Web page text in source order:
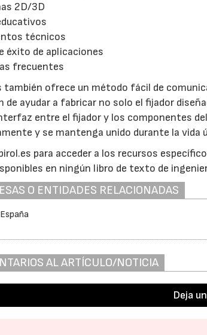
2D/3D
técnicos
éxito de aplicaciones
frecuentes
también ofrece un método fácil de
de ayudar a fabricar no solo el fijador
entre el fijador y los componentes
y se mantenga unido durante la vida
para acceder a los recursos
en ningún libro de texto de
O ENTIDADES RELACIONADAS
AL ARTÍCULO/NOTICIA
Deja